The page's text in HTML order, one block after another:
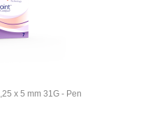
x 5 mm 31G - Pen